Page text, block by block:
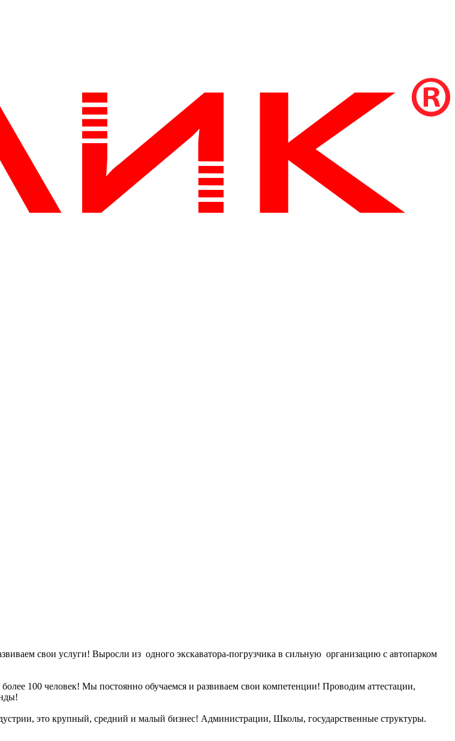
свои услуги! Выросли из одного экскаватора-погрузчика в сильную организацию с автопарком
100 человек! Мы постоянно обучаемся и развиваем свои компетенции! Проводим аттестации,
это крупный, средний и малый бизнес! Администрации, Школы, государственные структуры.